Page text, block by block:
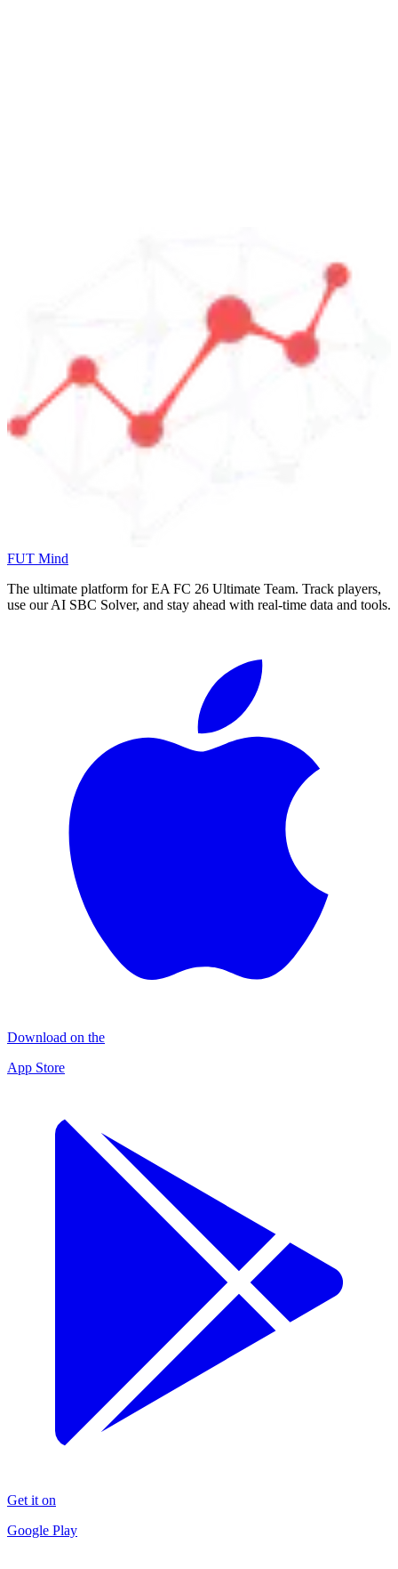
FUT Mind
The ultimate platform for EA FC 26 Ultimate Team. Track players,
use our AI SBC Solver, and stay ahead with real-time data and tools.
Download on the
App Store
Get it on
Google Play